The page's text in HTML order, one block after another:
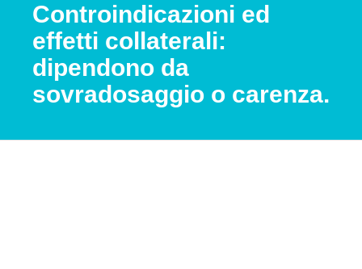
Controindicazioni ed
effetti collaterali:
dipendono da
sovradosaggio o carenza.